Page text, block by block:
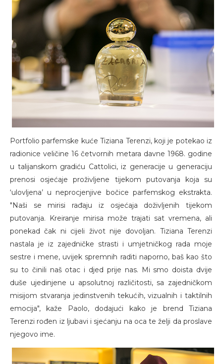
Portfolio parfemske kuće Tiziana Terenzi, koji je potekao iz
radionice veličine 16 četvornih metara davne 1968. godine
u talijanskom gradiću Cattolici, iz generacije u generaciju
prenosi osjećaje proživljene tijekom putovanja koja su
‘ulovljena’ u neprocjenjive bočice parfemskog ekstrakta.
"Naši se mirisi rađaju iz osjećaja doživljenih tijekom
putovanja. Kreiranje mirisa može trajati sat vremena, ali
ponekad čak ni cijeli život nije dovoljan. Tiziana Terenzi
nastala je iz zajedničke strasti i umjetničkog rada moje
sestre i mene, uvijek spremnih raditi naporno, baš kao što
su to činili naš otac i djed prije nas. Mi smo doista dvije
duše ujedinjene u apsolutnoj različitosti, sa zajedničkom
misijom stvaranja jedinstvenih tekućih, vizualnih i taktilnih
emocija", kaže Paolo, dodajući kako je brend Tiziana
Terenzi rođen iz ljubavi i sjećanju na oca te želji da proslave
njegovo ime.